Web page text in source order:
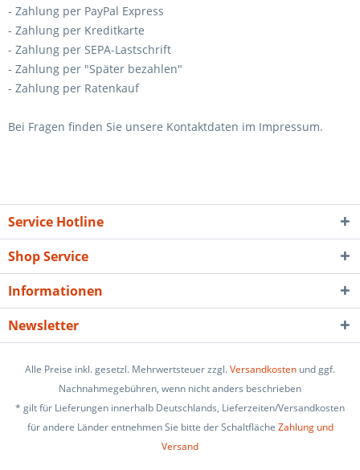
- Zahlung per PayPal Express
- Zahlung per Kreditkarte
- Zahlung per SEPA-Lastschrift
- Zahlung per "Später bezahlen"
- Zahlung per Ratenkauf
Bei Fragen finden Sie unsere Kontaktdaten im Impressum.
Service Hotline
Shop Service
Informationen
Newsletter
Alle Preise inkl. gesetzl. Mehrwertsteuer zzgl.Versandkosten und ggf.
Nachnahmegebühren, wenn nicht anders beschrieben
* gilt für Lieferungen innerhalb Deutschlands, Lieferzeiten/Versandkosten
für andere Länder entnehmen Sie bitte der Schaltfläche Zahlung und
Versand